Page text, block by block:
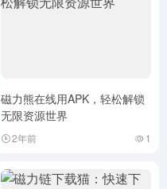
磁力熊在线用APK，轻松解锁
无限资源世界
2年前 1